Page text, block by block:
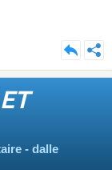
- dalle